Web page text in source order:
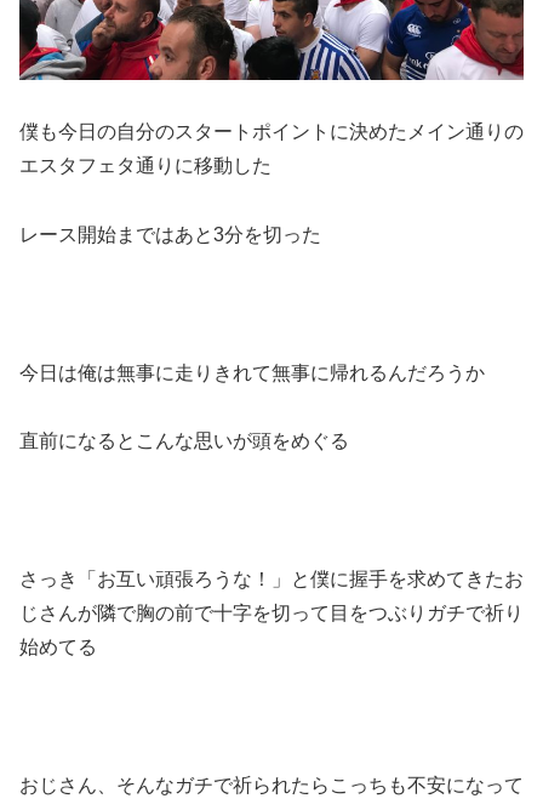
僕も今日の自分のスタートポイントに決めたメイン通りの
エスタフェタ通りに移動した
レース開始まではあと3分を切った
今日は俺は無事に走りきれて無事に帰れるんだろうか
直前になるとこんな思いが頭をめぐる
さっき「お互い頑張ろうな！」と僕に握手を求めてきたお
じさんが隣で胸の前で十字を切って目をつぶりガチで祈り
始めてる
おじさん、そんなガチで祈られたらこっちも不安になって